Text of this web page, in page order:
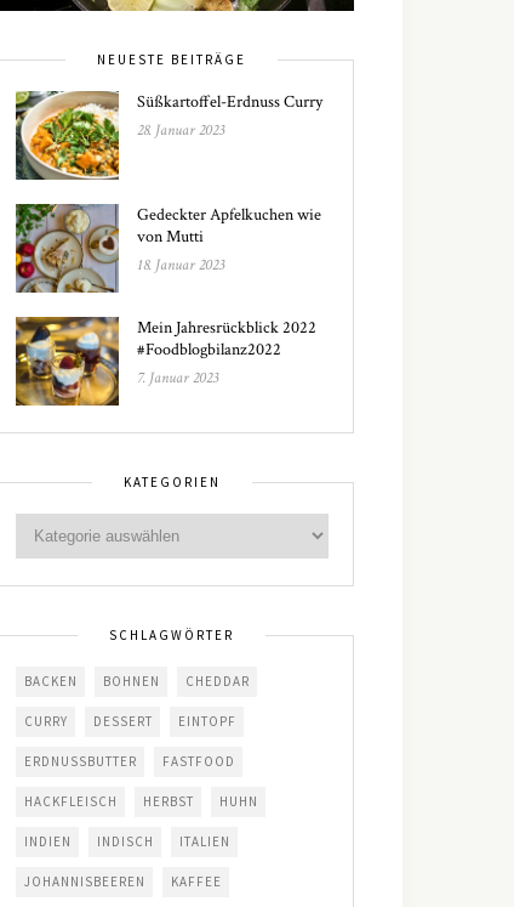
NEUESTE BEITRÄGE
Süßkartoffel-Erdnuss Curry
28. Januar 2023
Gedeckter Apfelkuchen wie
von Mutti
18. Januar 2023
Mein Jahresrückblick 2022
#Foodblogbilanz2022
7. Januar 2023
KATEGORIEN
SCHLAGWÖRTER
BACKEN BOHNEN CHEDDAR
CURRY DESSERT EINTOPF
ERDNUSSBUTTER FASTFOOD
HACKFLEISCH HERBST HUHN
INDIEN INDISCH ITALIEN
JOHANNISBEEREN KAFFEE